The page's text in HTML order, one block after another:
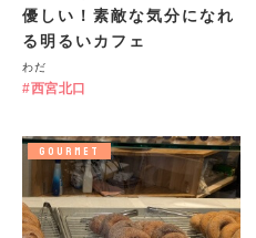
優しい！素敵な気分になれ
る明るいカフェ
わだ
西宮北口
GOURMET